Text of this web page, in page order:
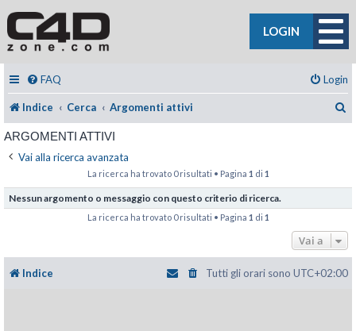
LOGIN
FAQ Login
Indice Cerca Argomenti attivi
ARGOMENTI ATTIVI
Vai alla ricerca avanzata
La ricerca ha trovato 0 risultati • Pagina 1 di 1
Nessun argomento o messaggio con questo criterio di ricerca.
La ricerca ha trovato 0 risultati • Pagina 1 di 1
Vai a
Indice Tutti gli orari sono UTC+02:00